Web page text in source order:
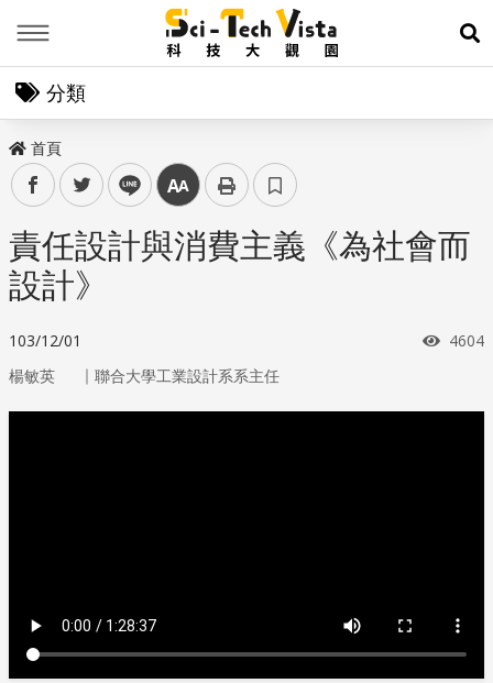
展
分類
首頁
facebooktwitter line 中
責任設計與消費主義《為社會而
設計》
103/12/01 瀏覽
4604
楊敏英 ｜ 聯合大學工業設計系系主任